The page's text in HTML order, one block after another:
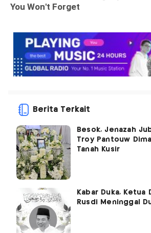
Berita Terkait
Besok, Jenazah
Troy Pantouw
Tanah Kusir
Kabar Duka, Ketua
Rusdi Meninggal